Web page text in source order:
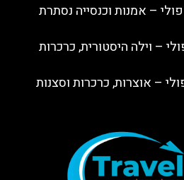
– אמנות וכנסייה נסתרת
– וילה היסטורית, כרכרות
– אוצרות, כרכרות וסצנות